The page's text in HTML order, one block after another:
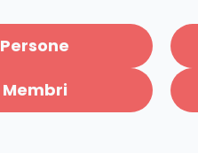
Persone
Membri